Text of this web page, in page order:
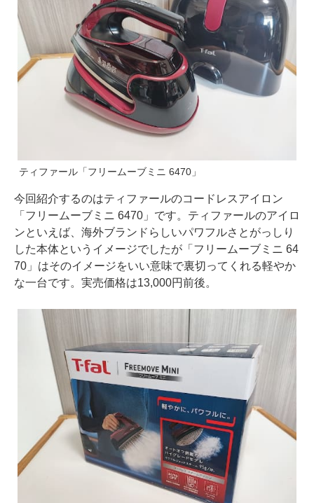
ティファール「フリームーブミニ 6470」
今回紹介するのはティファールのコードレスアイロン
「フリームーブミニ 6470」です。ティファールのアイロ
ンといえば、海外ブランドらしいパワフルさとがっしり
した本体というイメージでしたが「フリームーブミニ 64
70」はそのイメージをいい意味で裏切ってくれる軽やか
な一台です。実売価格は13,000円前後。